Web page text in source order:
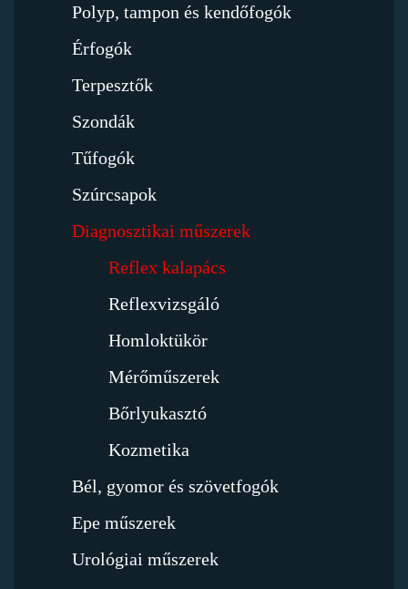
Polyp, tampon és kendőfogók
Érfogók
Terpesztők
Szondák
Tűfogók
Szúrcsapok
Diagnosztikai műszerek
Reflex kalapács
Reflexvizsgáló
Homloktükör
Mérőműszerek
Bőrlyukasztó
Kozmetika
Bél, gyomor és szövetfogók
Epe műszerek
Urológiai műszerek